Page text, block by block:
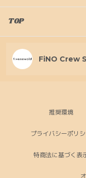
TOP
FiNO Crew
推奨環境
プライバシーポリ
特商法に基づく表